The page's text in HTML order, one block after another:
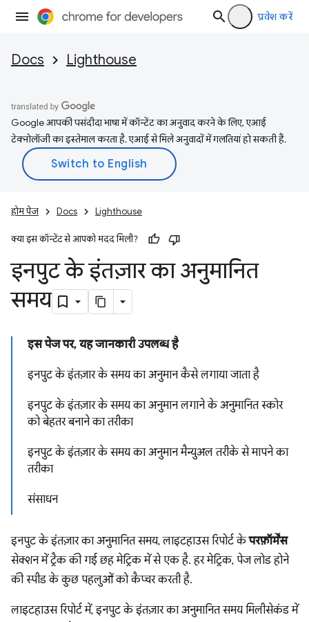
प्रवेश करें
Docs Lighthouse
Google आपकी पसंदीदा भाषा में कॉन्टेंट का अनुवाद करने के लिए, एआई
टेक्नोलॉजी का इस्तेमाल करता है. एआई से मिले अनुवादों में गलतियां हो सकती हैं.
होम पेज Docs Lighthouse
क्या इस कॉन्टेंट से आपको मदद मिली?
इनपुट के इंतज़ार का अनुमानित
समय
इस पेज पर, यह जानकारी उपलब्ध है
इनपुट के इंतज़ार के समय का अनुमान कैसे लगाया जाता है
इनपुट के इंतज़ार के समय का अनुमान लगाने के अनुमानित स्कोर
को बेहतर बनाने का तरीका
इनपुट के इंतज़ार के समय का अनुमान मैन्युअल तरीके से मापने का
तरीका
संसाधन
इनपुट के इंतज़ार का अनुमानित समय, लाइटहाउस रिपोर्ट केपरफ़ॉर्मेंस
सेक्शन में ट्रैक की गई छह मेट्रिक में से एक है. हर मेट्रिक, पेज लोड होने
की स्पीड के कुछ पहलुओं को कैप्चर करती है.
लाइटहाउस रिपोर्ट में, इनपुट के इंतज़ार का अनुमानित समय मिलीसेकंड में